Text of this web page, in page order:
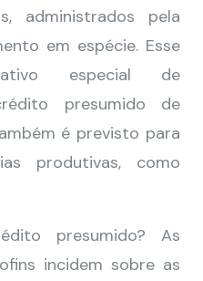
administrados pela
em espécie. Esse
especial de
presumido de
é previsto para
produtivas, como
presumido? As
incidem sobre as